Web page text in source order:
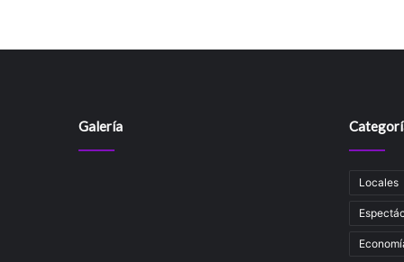
Galería
Locales